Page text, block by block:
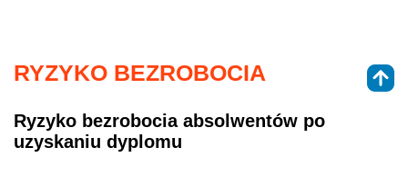
RYZYKO BEZROBOCIA
Ryzyko bezrobocia absolwentów po
uzyskaniu dyplomu